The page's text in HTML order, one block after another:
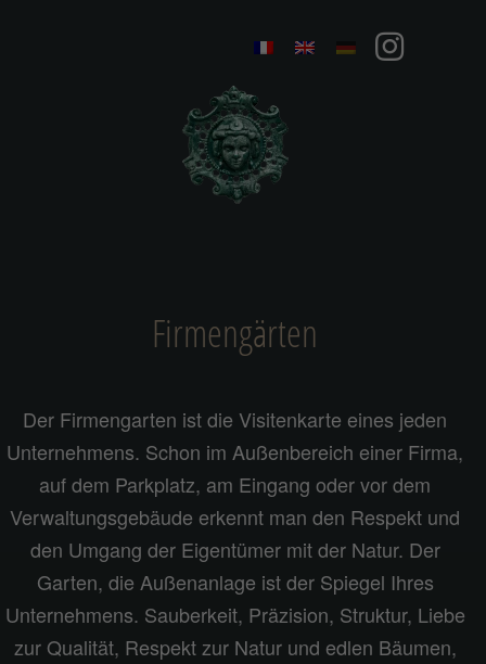
Firmengärten
Der Firmengarten ist die Visitenkarte eines jeden
Unternehmens. Schon im Außenbereich einer Firma,
auf dem Parkplatz, am Eingang oder vor dem
Verwaltungsgebäude erkennt man den Respekt und
den Umgang der Eigentümer mit der Natur. Der
Garten, die Außenanlage ist der Spiegel Ihres
Unternehmens. Sauberkeit, Präzision, Struktur, Liebe
zur Qualität, Respekt zur Natur und edlen Bäumen,